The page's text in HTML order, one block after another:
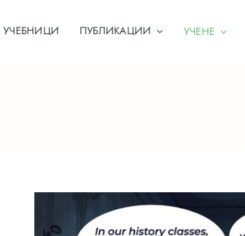
УЧЕБНИЦИ ПУБЛИКАЦИИ УЧЕНЕ